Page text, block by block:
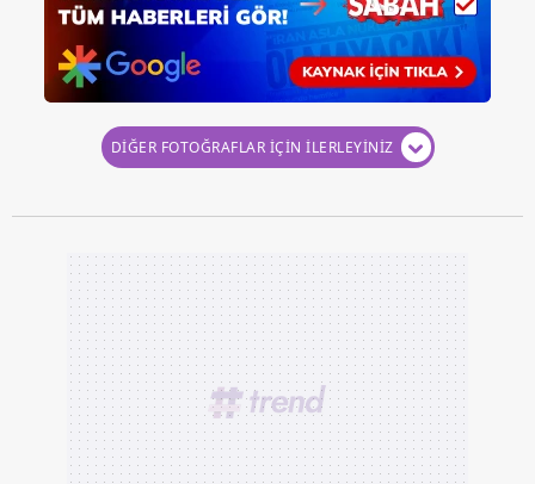
DİĞER FOTOĞRAFLAR İÇİN İLERLEYİNİZ